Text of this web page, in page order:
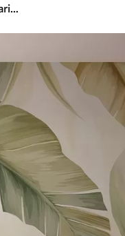
Paisagem montanhosa com relevo variado